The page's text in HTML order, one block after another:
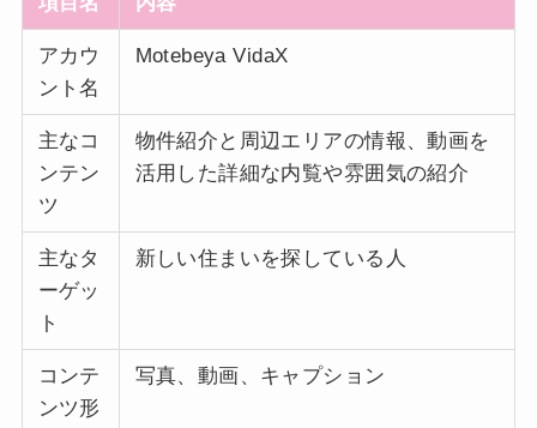
アカウ
ント名
Motebeya VidaX
主なコ
ンテン
ツ
物件紹介と周辺エリアの情報、動画を
活用した詳細な内覧や雰囲気の紹介
主なタ
ーゲッ
ト
新しい住まいを探している人
コンテ
ンツ形
写真、動画、キャプション